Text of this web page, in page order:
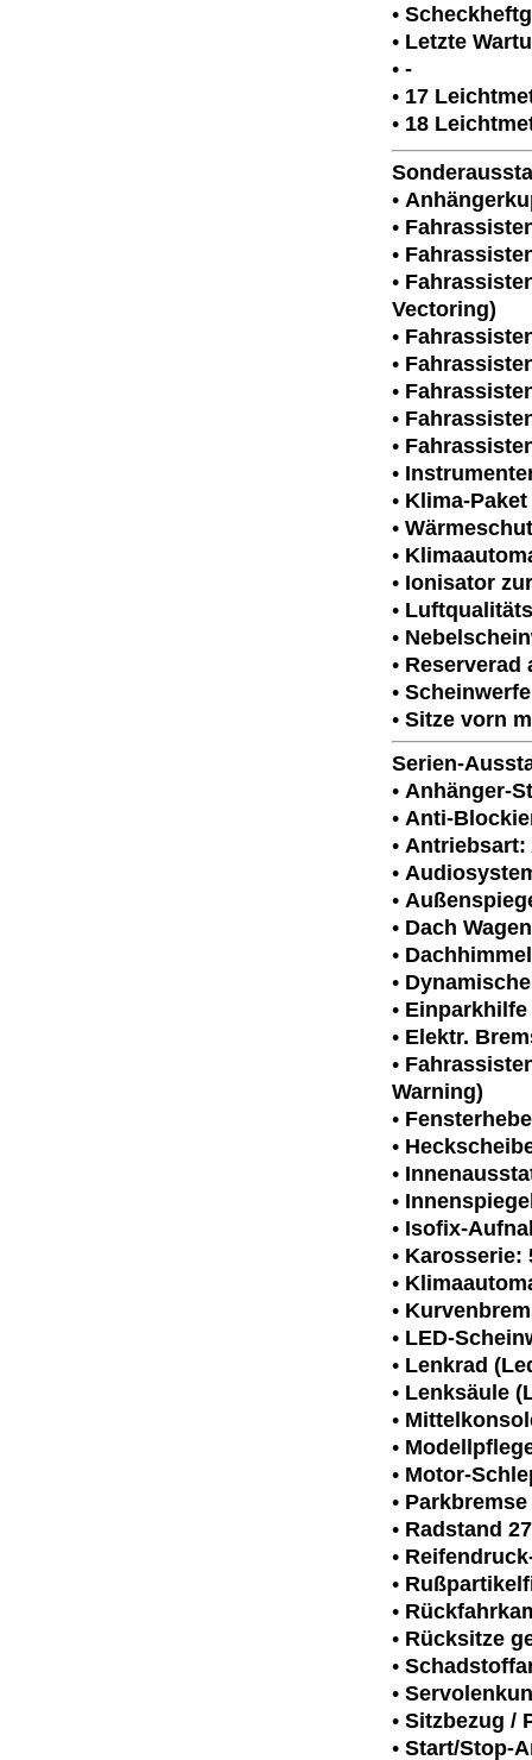
•
• Letzte
• -
• 17
• 18
•
•
•
•
Vectoring)
•
•
•
•
•
•
• Klima-Paket
•
•
• Ionisator
•
•
• Reserverad
•
• Sitze vorn
Serien-
• Anhänger-
• Anti-
• Antriebsart:
•
•
• Dach
•
•
•
• Elektr.
•
Warning)
•
•
•
•
• Isofix-
• Karosserie:
•
•
• LED-
• Lenkrad
• Lenksäule
•
•
• Motor-
•
• Radstand
•
•
•
• Rücksitze
•
•
• Sitzbezug /
• Start/Stop-